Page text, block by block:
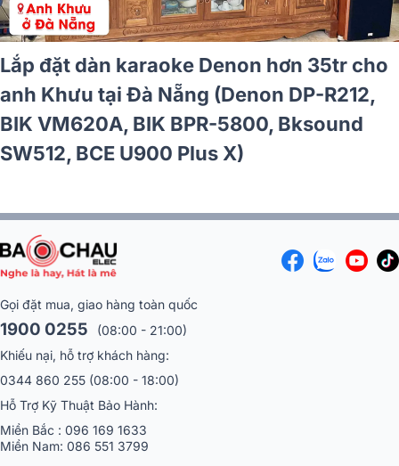
Lắp đặt dàn karaoke Denon hơn 35tr cho
anh Khưu tại Đà Nẵng (Denon DP-R212,
BIK VM620A, BIK BPR-5800, Bksound
SW512, BCE U900 Plus X)
Gọi đặt mua, giao hàng toàn quốc
1900 0255
(08:00 - 21:00)
Khiếu nại, hỗ trợ khách hàng:
0344 860 255 (08:00 - 18:00)
Hỗ Trợ Kỹ Thuật Bảo Hành:
Miền Bắc : 096 169 1633
Miền Nam: 086 551 3799